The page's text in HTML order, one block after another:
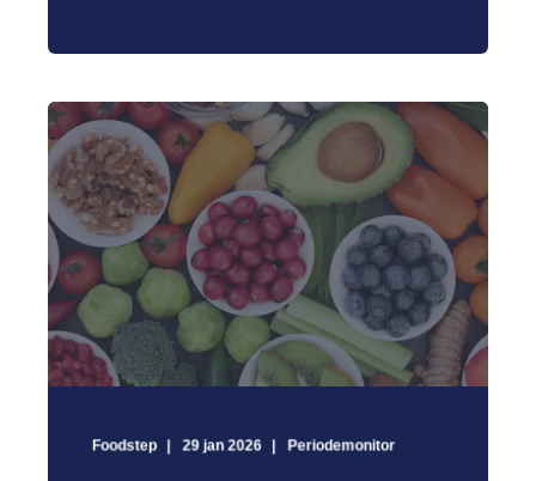
Foodstep 29 jan 2026 Periodemonitor